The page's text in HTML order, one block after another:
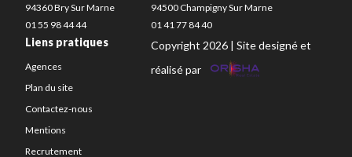
94360 Bry Sur Marne
01 55 98 44 44
94500 Champigny Sur Marne
01 41 77 84 40
Liens pratiques
Agences
Plan du site
Contactez-nous
Mentions
Recrutement
Copyright 2026 | Site designé et
réalisé par